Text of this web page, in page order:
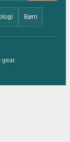
Børn
gear.